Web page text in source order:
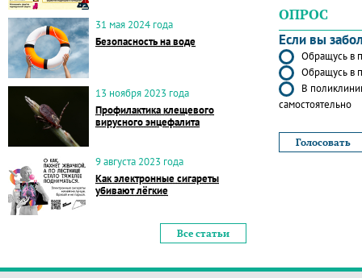
31 мая 2024 года
Безопасность на воде
13 ноября 2023 года
Профилактика клещевого
вирусного энцефалита
9 августа 2023 года
Как электронные сигареты
убивают лёгкие
Все статьи
ОПРОС
Если вы
Обращусь в
Обращусь в
В
самостоятельно